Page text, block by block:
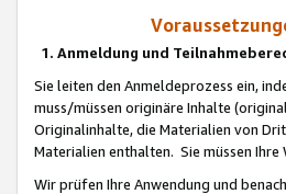
1. Anmeldung und
Sie leiten den Anmeldeprozess ein,
muss/müssen originäre Inhalte
Originalinhalte, die Materialien von
Materialien enthalten. Sie müssen
Wir prüfen Ihre Anwendung und